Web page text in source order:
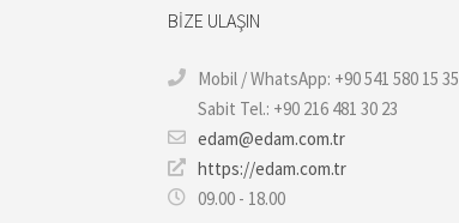
BIZE ULAŞIN
Mobil / WhatsApp: +90 541 580 15 35
Sabit Tel.: +90 216 481 30 23
edam@edam.com.tr
https://edam.com.tr
09.00 - 18.00